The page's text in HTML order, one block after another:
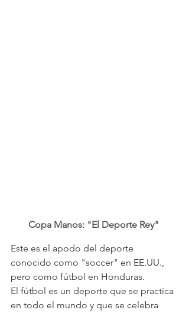
Copa Manos: "El Deporte Rey"
Este es el apodo del deporte
conocido como "soccer" en EE.UU.,
pero como fútbol en Honduras.
El fútbol es un deporte que se practica
en todo el mundo y que se celebra